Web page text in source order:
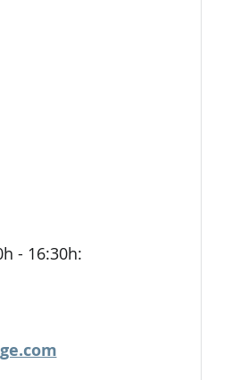
- 16:30h: